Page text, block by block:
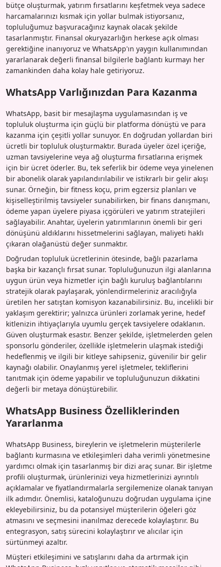
bütçe oluşturmak, yatırım fırsatlarını keşfetmek veya sadece
harcamalarınızı kısmak için yollar bulmak istiyorsanız,
topluluğumuz başvuracağınız kaynak olacak şekilde
tasarlanmıştır. Finansal okuryazarlığın herkese açık olması
gerektiğine inanıyoruz ve WhatsApp'ın yaygın kullanımından
yararlanarak değerli finansal bilgilerle bağlantı kurmayı her
zamankinden daha kolay hale getiriyoruz.
WhatsApp Varlığınızdan Para Kazanma
WhatsApp, basit bir mesajlaşma uygulamasından iş ve
topluluk oluşturma için güçlü bir platforma dönüştü ve para
kazanma için çeşitli yollar sunuyor. En doğrudan yollardan biri
ücretli bir topluluk oluşturmaktır. Burada üyeler özel içeriğe,
uzman tavsiyelerine veya ağ oluşturma fırsatlarına erişmek
için bir ücret öderler. Bu, tek seferlik bir ödeme veya yinelenen
bir abonelik olarak yapılandırılabilir ve istikrarlı bir gelir akışı
sunar. Örneğin, bir fitness koçu, prim egzersiz planları ve
kişiselleştirilmiş tavsiyeler sunabilirken, bir finans danışmanı,
ödeme yapan üyelere piyasa içgörüleri ve yatırım stratejileri
sağlayabilir. Anahtar, üyelerin yatırımlarının önemli bir geri
dönüşünü aldıklarını hissetmelerini sağlayan, maliyeti haklı
çıkaran olağanüstü değer sunmaktır.
Doğrudan topluluk ücretlerinin ötesinde, bağlı pazarlama
başka bir kazançlı fırsat sunar. Topluluğunuzun ilgi alanlarına
uygun ürün veya hizmetler için bağlı kuruluş bağlantılarını
stratejik olarak paylaşarak, yönlendirmeleriniz aracılığıyla
üretilen her satıştan komisyon kazanabilirsiniz. Bu, incelikli bir
yaklaşım gerektirir; yalnızca ürünleri zorlamak yerine, hedef
kitlenizin ihtiyaçlarıyla uyumlu gerçek tavsiyelere odaklanın.
Güven oluşturmak esastır. Benzer şekilde, işletmelerden gelen
sponsorlu gönderiler, özellikle işletmelerin ulaşmak istediği
hedeflenmiş ve ilgili bir kitleye sahipseniz, güvenilir bir gelir
kaynağı olabilir. Onaylanmış yerel işletmeler, tekliflerini
tanıtmak için ödeme yapabilir ve topluluğunuzun dikkatini
değerli bir metaya dönüştürebilir.
WhatsApp Business Özelliklerinden
Yararlanma
WhatsApp Business, bireylerin ve işletmelerin müşterilerle
bağlantı kurmasına ve etkileşimleri daha verimli yönetmesine
yardımcı olmak için tasarlanmış bir dizi araç sunar. Bir işletme
profili oluşturmak, ürünlerinizi veya hizmetlerinizi ayrıntılı
açıklamalar ve fiyatlandırmalarla sergilemenize olanak tanıyan
ilk adımdır. Önemlisi, kataloğunuzu doğrudan uygulama içine
ekleyebilirsiniz, bu da potansiyel müşterilerin öğeleri göz
atmasını ve seçmesini inanılmaz derecede kolaylaştırır. Bu
entegrasyon, satış sürecini kolaylaştırır ve alıcılar için
sürtünmeyi azaltır.
Müşteri etkileşimini ve satışlarını daha da artırmak için